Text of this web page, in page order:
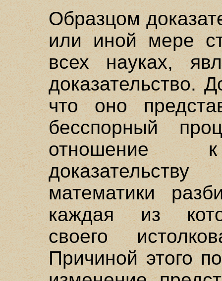
Образцом
или иной мере
всех науках,
доказательство.
что оно
бесспорный
отношение к
математики
каждая из
своего
Причиной этого